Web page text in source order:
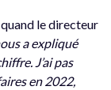
le directeur
a expliqué
J’ai pas
en 2022,